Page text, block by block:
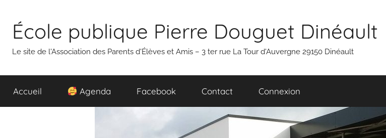
contenu
École publique Pierre Douguet Dinéault
Le site de l'Association des Parents d'Élèves et Amis – 3 ter rue La Tour d'Auvergne 29150 Dinéault
Accueil Agenda Facebook Contact Connexion